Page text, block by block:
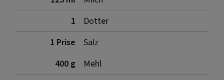
1
Dotter
1 Prise
Salz
400 g
Mehl